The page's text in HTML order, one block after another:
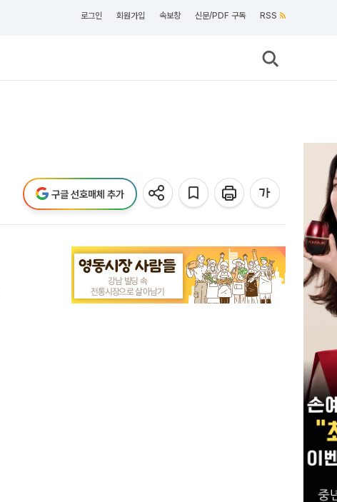
로그인 회원가입 속보창 신문/PDF 구독 RSS
구글 선호매체 추가